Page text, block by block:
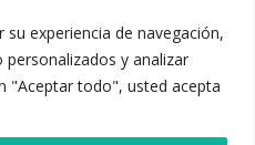
experiencia de navegación,
y analizar
"Aceptar todo", usted acepta
Pixelcero.com